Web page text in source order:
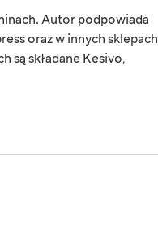
Autor podpowiada
oraz w innych sklepach
są składane Kesivo,